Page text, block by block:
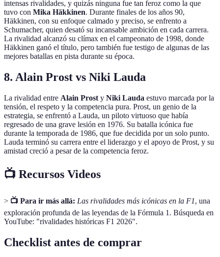
intensas rivalidades, y quizás ninguna fue tan feroz como la que
tuvo con Mika Häkkinen. Durante finales de los años 90,
Häkkinen, con su enfoque calmado y preciso, se enfrento a
Schumacher, quien desató su incansable ambición en cada carrera.
La rivalidad alcanzó su clímax en el campeonato de 1998, donde
Häkkinen ganó el título, pero también fue testigo de algunas de las
mejores batallas en pista durante su época.
8. Alain Prost vs Niki Lauda
La rivalidad entre Alain Prost y Niki Lauda estuvo marcada por la
tensión, el respeto y la competencia pura. Prost, un genio de la
estrategia, se enfrentó a Lauda, un piloto virtuoso que había
regresado de una grave lesión en 1976. Su batalla icónica fue
durante la temporada de 1986, que fue decidida por un solo punto.
Lauda terminó su carrera entre el liderazgo y el apoyo de Prost, y su
amistad creció a pesar de la competencia feroz.
📺 Recursos Videos
> 📺 Para ir más allá: Las rivalidades más icónicas en la F1, una
exploración profunda de las leyendas de la Fórmula 1. Búsqueda en
YouTube: "rivalidades históricas F1 2026".
Checklist antes de comprar